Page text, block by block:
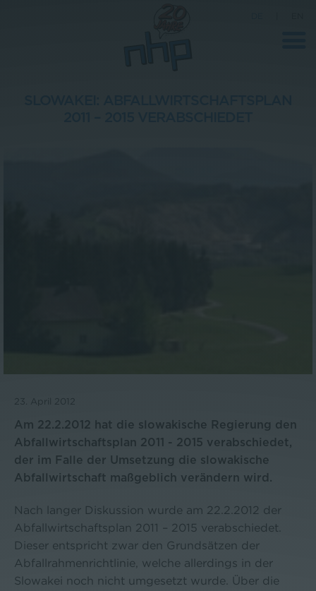
23. April 2012
Am 22.2.2012 hat die slowakische Regierung den
Abfallwirtschaftsplan 2011 - 2015 verabschiedet,
der im Falle der Umsetzung die slowakische
Abfallwirtschaft maßgeblich verändern wird.
Nach langer Diskussion wurde am 22.2.2012 der
Abfallwirtschaftsplan 2011 – 2015 verabschiedet.
Dieser entspricht zwar den Grundsätzen der
Abfallrahmenrichtlinie, welche allerdings in der
Slowakei noch nicht umgesetzt wurde. Über die